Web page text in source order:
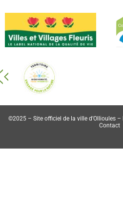
©2025 – Site officiel de la ville d’Ollioules –
Contact